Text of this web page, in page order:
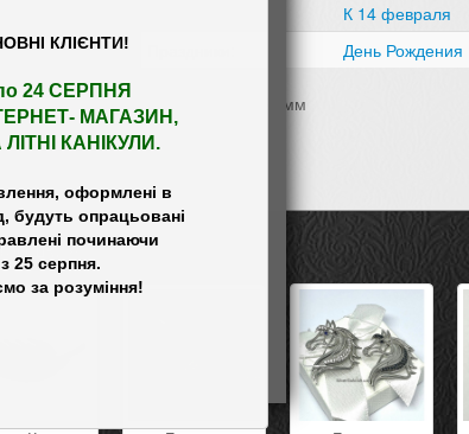
КЛІЄНТИ!
24 СЕРПНЯ
МАГАЗИН ,
ЛІТНІ КАНІКУЛИ.
оформлені в
будуть опрацьовані
починаючи
К 14 февраля
День Рождения
Висота брошки 24мм